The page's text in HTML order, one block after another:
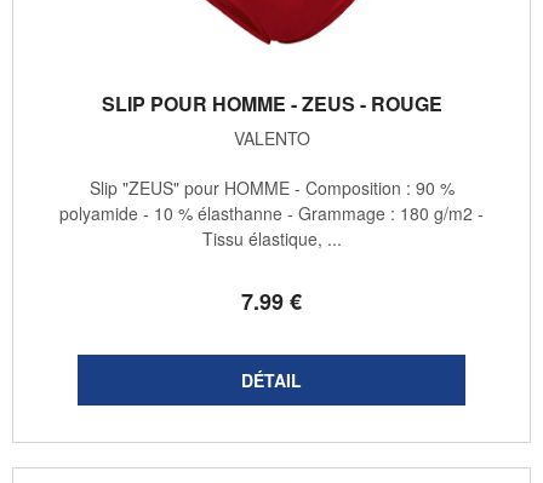
SLIP POUR HOMME - ZEUS - ROUGE
VALENTO
7.99€
Slip "ZEUS" pour HOMME - Composition : 90 %
polyamide - 10 % élasthanne - Grammage : 180 g/m2 -
Tissu élastique, ...